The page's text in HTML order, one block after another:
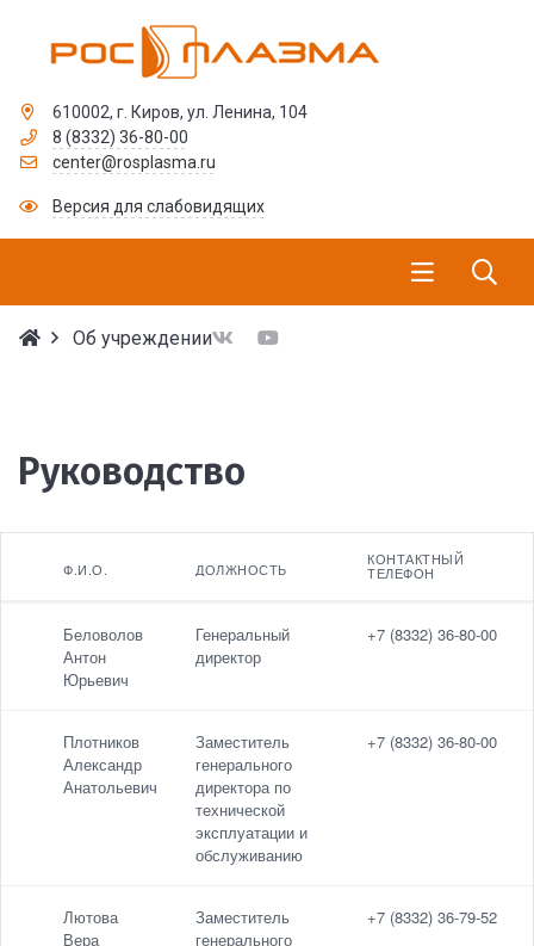
610002, г. Киров, ул. Ленина, 104
8 (8332) 36-80-00
center@rosplasma.ru
Версия для слабовидящих
Об учреждении
Руководство
Должность
телефон
Ф.И.О. ДОЛЖНОСТЬ
КОНТАКТНЫЙ
ТЕЛЕФОН
Беловолов
Антон
Юрьевич
Генеральный
директор
+7 (8332) 36-80-00
Плотников
Александр
Анатольевич
Заместитель
генерального
директора по
технической
эксплуатации и
обслуживанию
+7 (8332) 36-80-00
Лютова
Вера
Заместитель
генерального
+7 (8332) 36-79-52